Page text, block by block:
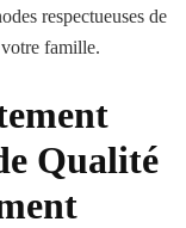
respectueuses de
famille.
Qualité